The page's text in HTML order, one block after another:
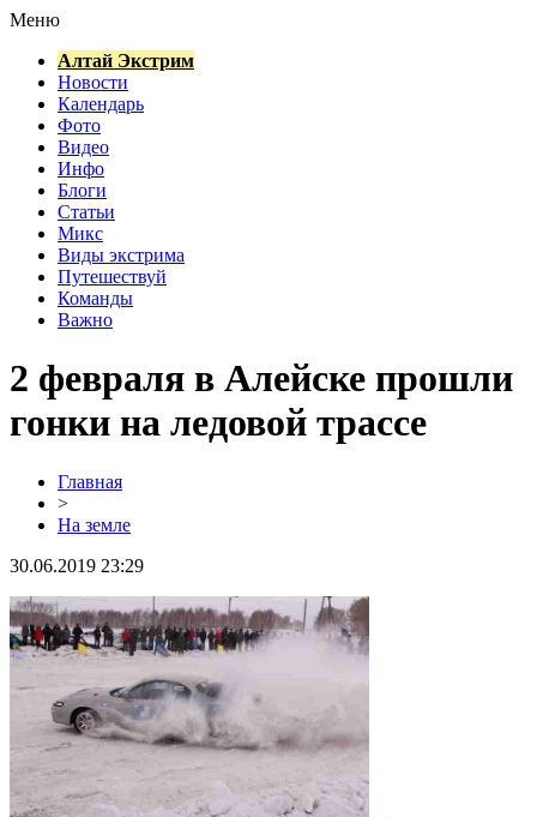
Меню
Алтай Экстрим
Новости
Календарь
Фото
Видео
Инфо
Блоги
Статьи
Микс
Виды экстрима
Путешествуй
Команды
Важно
2 февраля в Алейске прошли
гонки на ледовой трассе
Главная
>
На земле
30.06.2019 23:29